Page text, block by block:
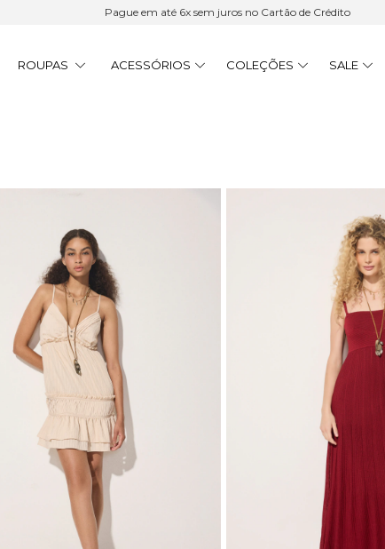
15% Cashback | 6x sem juros | Frete Grátis acima de R$ 900
ROUPAS ACESSÓRIOS COLEÇÕES SALE